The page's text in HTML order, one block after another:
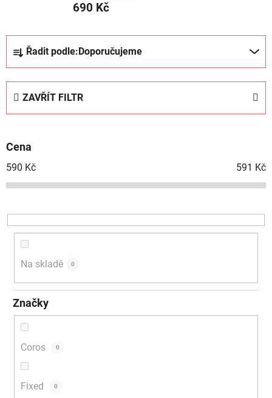
690 Kč
r
o
d
k
Řadit podle: Doporučujeme
ZAVŘÍT FILTR
Cena
590 Kč 591 Kč
Na skladě 0
Značky
Coros 0
Fixed 0